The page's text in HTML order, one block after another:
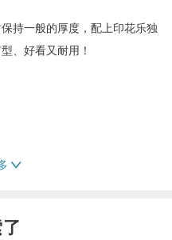
持一般的厚度，配上印花乐独
、好看又耐用！